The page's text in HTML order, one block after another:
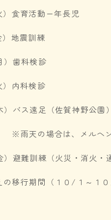
）食育活動ー年長児
）地震訓練
）歯科検診
）内科検診
）バス遠足（佐賀神野公園）
の場合は、メルヘ
）避難訓練（火災・消火・
移行期間（１０/１～１０